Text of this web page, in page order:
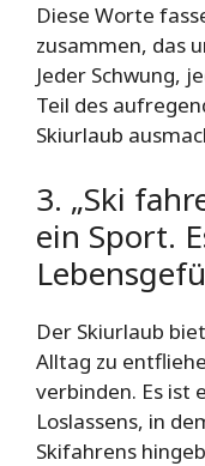
Diese Worte
zusammen, das
Jeder Schwung,
Teil des
Skiurlaub
3. „Ski
ein Sport.
Der Skiurlaub
Alltag zu
verbinden. Es ist
Loslassens, in
Skifahrens